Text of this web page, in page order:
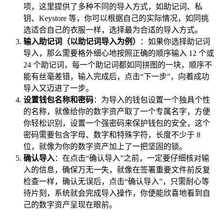
项，这里提供了多种不同的导入方式，如助记词、私
钥、Keystore 等，你可以根据自己的实际情况，如同挑
选适合自己的衣服一样，选择最为合适的导入方式。
输入助记词（以助记词导入为例）
：如果你选择助记词
导入，那么需要格外细心地按照正确的顺序输入 12 个或
24 个助记词，每一个助记词都如同拼图的一块，顺序不
能有丝毫差错，输入完成后，点击“下一步”，向着成功
导入又迈进了一步。
设置钱包名称和密码：为导入的钱包设置一个独具个性
的名称，就像给你的数字资产取了一个专属名字，方便
你轻松识别，设置一个强密码来保护钱包的安全，这个
密码需要包含字母、数字和特殊字符，长度不少于 8
位，就像为你的数字资产加上了一把坚固的锁。
确认导入：在点击“确认导入”之前，一定要仔细核对输
入的信息，确保万无一失，就像在签署重要文件前反复
检查一样，确认无误后，点击“确认导入”，只需耐心等
待片刻，系统就会完成导入操作，你便能欣喜地看到自
己的数字资产呈现在眼前。